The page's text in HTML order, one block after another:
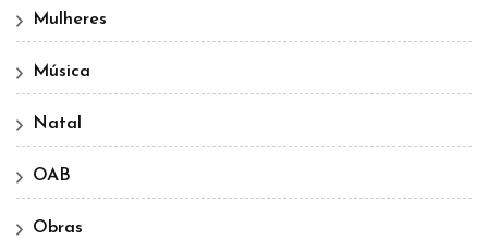
Mulheres
Música
Natal
OAB
Obras